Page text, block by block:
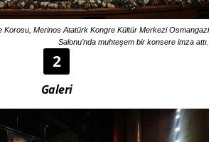
Korosu, Merinos Atatürk Kongre Kültür Merkezi Osmangazi
Salonu’nda muhteşem bir konsere imza attı.
2
Galeri